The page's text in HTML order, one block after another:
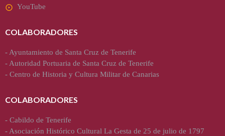
YouTube
COLABORADORES
-Ayuntamiento de Santa Cruz de Tenerife
-Autoridad Portuaria de Santa Cruz de Tenerife
- Centro de Historia y Cultura Militar de Canarias
COLABORADORES
- Cabildo de Tenerife
-Asociación Histórico Cultural La Gesta de 25 de julio de 1797